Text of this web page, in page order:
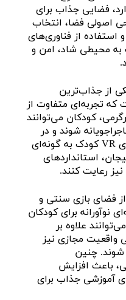
فضایی جذاب برای
اصولی فضا، انتخاب
از فناوری‌های
محیطی شاد، امن و
از جذاب‌ترین
تجربه‌ای متفاوت از
کودکان می‌توانند
شوند و در
محیطی ایمن بازی کنند. دستگاه‌های VR کودک به گونه‌ای
استانداردهای
رعایت کنند.
فضای بازی سنتی و
نوآورانه برای کودکان
علاوه بر
واقعیت مجازی نیز
شوند. چنین
باعث افزایش
آموزشی جذاب برای